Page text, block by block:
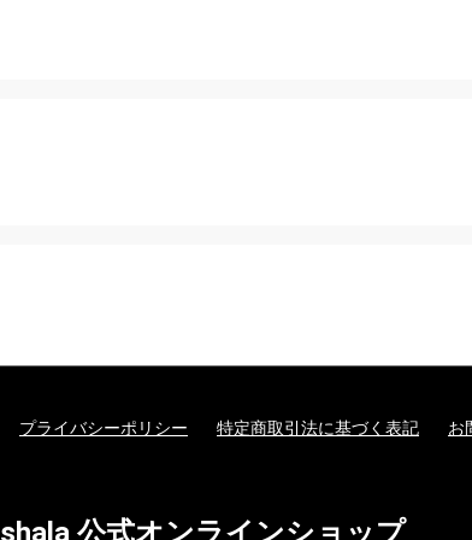
プライバシーポリシー 特定商取引法に基づく表記 お
shala 公式オンラインショップ